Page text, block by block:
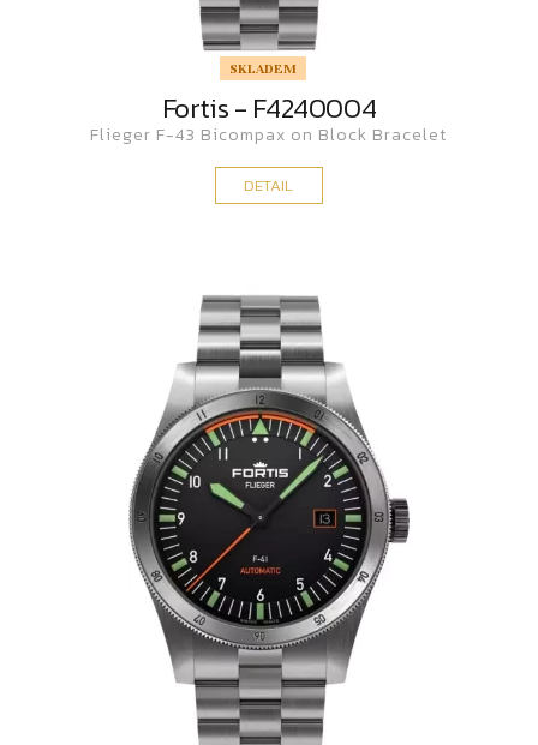
SKLADEM
Fortis - F4240004
Flieger F-43 Bicompax on Block Bracelet
DETAIL